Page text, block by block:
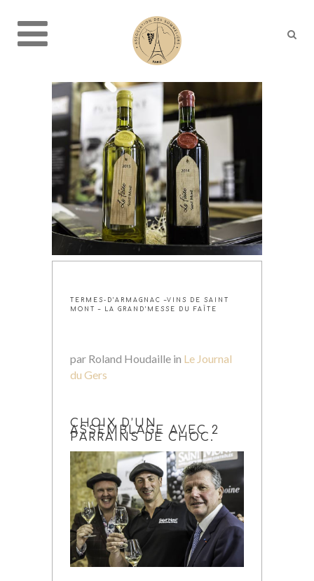
TERMES-D’ARMAGNAC –VINS DE SAINT
MONT – LA GRAND’MESSE DU FAÎTE
par Roland Houdaille in Le Journal
du Gers
CHOIX D’UN
ASSEMBLAGE AVEC 2
PARRAINS DE CHOC.